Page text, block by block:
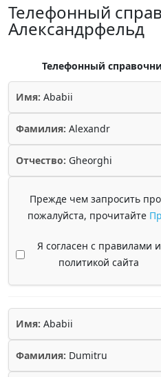
Телефонный
Александрфельд
Телефонный
Имя: Ababii
Фамилия: Alexandr
Отчество: Gheorghi
Прежде чем запросить
пожалуйста, прочитайте
Я согласен с правилами и
политикой сайта
Имя: Ababii
Фамилия: Dumitru